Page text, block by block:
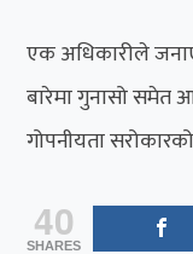
एक अधिकारीले
बारेमा गुनासो समेत
गोपनीयता
40
SHARES